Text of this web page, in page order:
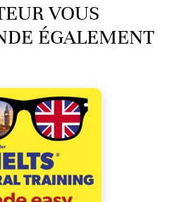
VOUS
ÉGALEMENT